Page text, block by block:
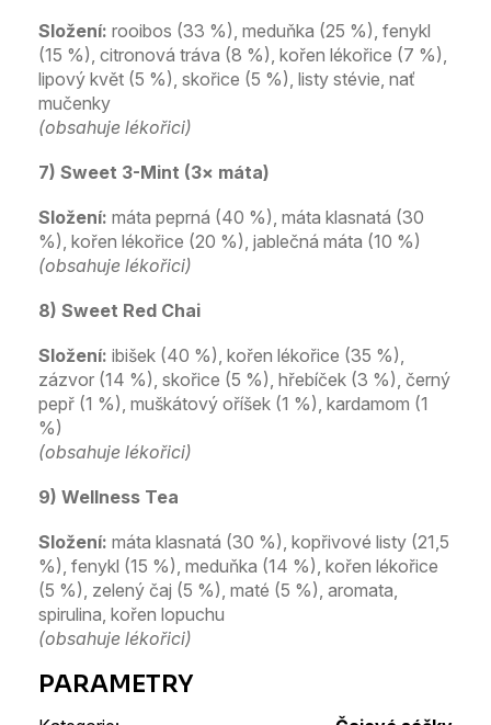
Složení: rooibos (33 %), meduňka (25 %), fenykl
(15 %), citronová tráva (8 %), kořen lékořice (7 %),
lipový květ (5 %), skořice (5 %), listy stévie, nať
mučenky
(obsahuje lékořici)
7) Sweet 3-Mint (3× máta)
Složení: máta peprná (40 %), máta klasnatá (30
%), kořen lékořice (20 %), jablečná máta (10 %)
(obsahuje lékořici)
8) Sweet Red Chai
Složení: ibišek (40 %), kořen lékořice (35 %),
zázvor (14 %), skořice (5 %), hřebíček (3 %), černý
pepř (1 %), muškátový oříšek (1 %), kardamom (1
%)
(obsahuje lékořici)
9) Wellness Tea
Složení: máta klasnatá (30 %), kopřivové listy (21,5
%), fenykl (15 %), meduňka (14 %), kořen lékořice
(5 %), zelený čaj (5 %), maté (5 %), aromata,
spirulina, kořen lopuchu
(obsahuje lékořici)